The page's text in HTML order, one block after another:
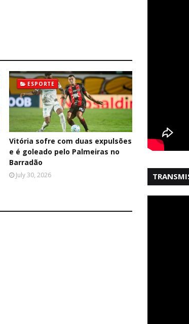
ESPORTE
Vitória sofre com duas expulsões
e é goleado pelo Palmeiras no
Barradão
July 30, 2026